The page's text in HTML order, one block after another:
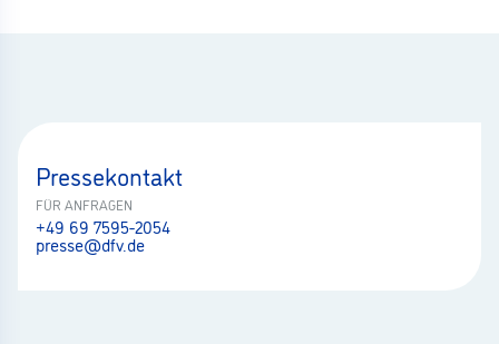
Pressekontakt
FÜR ANFRAGEN
+49 69 7595-2054
presse@dfv.de